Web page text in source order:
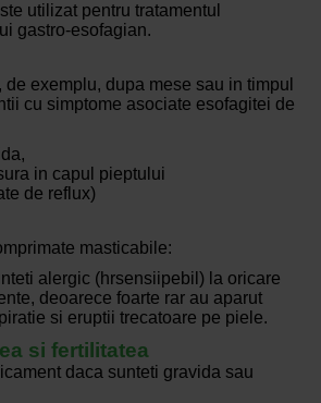
utilizat pentru tratamentul
gastro-esofagian.
de exemplu, dupa mese sau in timpul
cu simptome asociate esofagitei de
in capul pieptului
de reflux)
masticabile:
alergic (hrsensiipebil) la oricare
deoarece foarte rar au aparut
si eruptii trecatoare pe piele.
si fertilitatea
daca sunteti gravida sau